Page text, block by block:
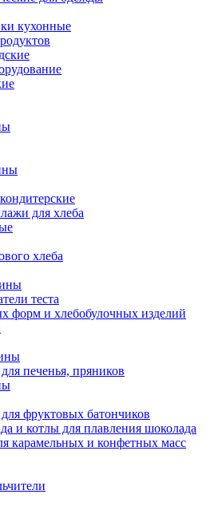
кухонные
для хлеба
хлеба
теста
форм и хлебобулочных изделий
печенья, пряников
фруктовых батончиков
и котлы для плавления шоколада
карамельных и конфетных масс